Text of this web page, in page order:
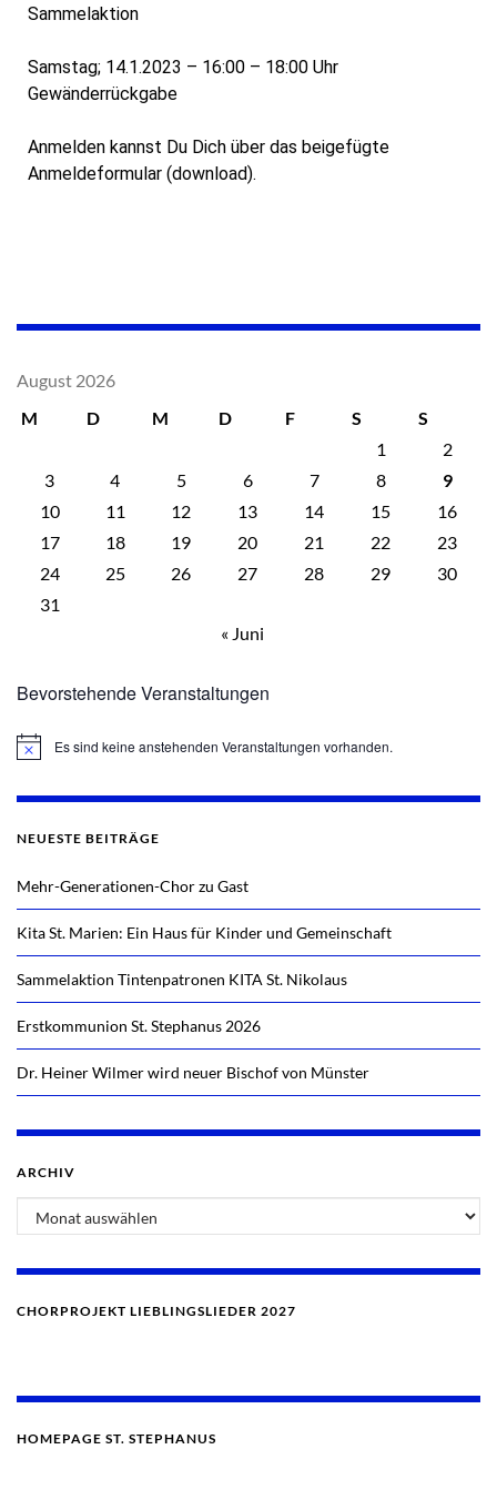
Sammelaktion
Samstag; 14.1.2023 – 16:00 – 18:00 Uhr
Gewänderrückgabe
Anmelden kannst Du Dich über das beigefügte
Anmeldeformular (download).
August 2026
M
D M D F S
S
1
2
3
4 5 6 7 8
9
10
11 12 13 14 15
16
17
18 19 20 21 22
23
24
25 26 27 28 29
30
31
« Juni
Bevorstehende Veranstaltungen
HinweisEs sind keine anstehenden Veranstaltungen vorhanden.
NEUESTE BEITRÄGE
Mehr-Generationen-Chor zu Gast
Kita St. Marien: Ein Haus für Kinder und Gemeinschaft
Sammelaktion Tintenpatronen KITA St. Nikolaus
Erstkommunion St. Stephanus 2026
Dr. Heiner Wilmer wird neuer Bischof von Münster
ARCHIV
CHORPROJEKT LIEBLINGSLIEDER 2027
HOMEPAGE ST. STEPHANUS